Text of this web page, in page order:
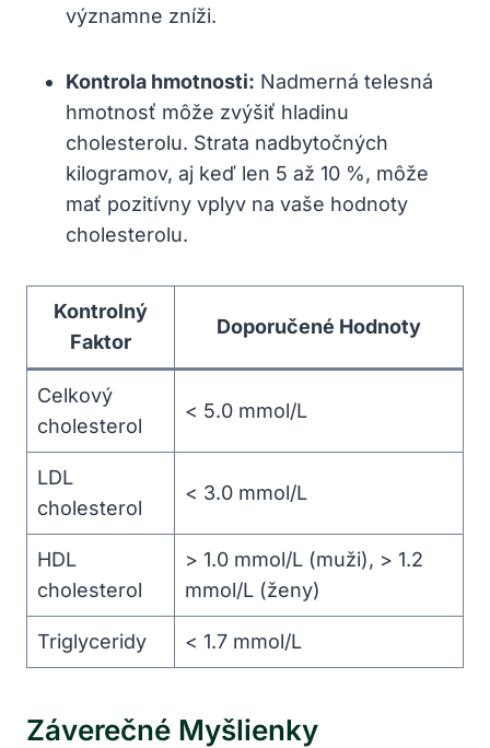
významne zníži.
Kontrola hmotnosti: Nadmerná telesná
⁤hmotnosť môže zvýšiť hladinu
cholesterolu. Strata nadbytočných‌
kilogramov,⁢ aj keď len 5 až 10 ‌%, ⁣môže
mať pozitívny vplyv na vaše‍ hodnoty
cholesterolu.
Kontrolný
Faktor
Doporučené Hodnoty
Celkový
cholesterol
< 5.0 mmol/L
LDL
cholesterol
< 3.0 mmol/L
HDL
cholesterol
> 1.0 mmol/L (muži), > 1.2
mmol/L (ženy)
Triglyceridy < 1.7 mmol/L
Záverečné Myšlienky